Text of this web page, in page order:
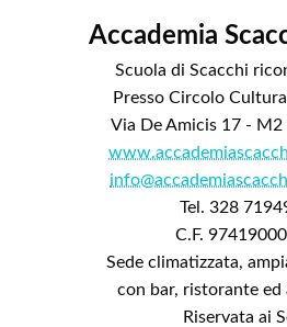
Accademia
Scuola di Scacchi
Presso Circolo
Via De Amicis 17 - M2
Tel. 328
C.F.
Sede climatizzata,
con bar, ristorante ed
Riservata ai